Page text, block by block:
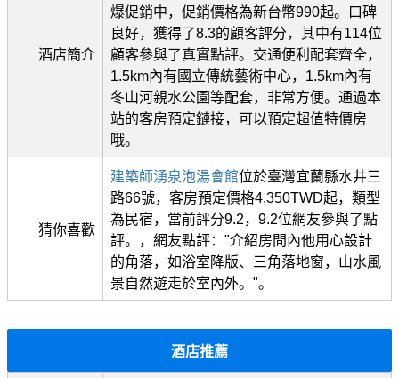
酒店簡介
爆促銷中，促銷價格為新台幣990起。口碑
良好，獲得了8.3的顧客評分，其中有114位
顧客參與了真實點評。交通便利配套齊全，
1.5km內有國立傳統藝術中心，1.5km內有
冬山河親水公園等配套，非常方便。通過本
站的客房預定鏈接，可以預定超值特價房
哦。
猜你喜歡
建築師湧泉泡湯會館位於臺灣宜蘭縣水井三
路66號，客房預定價格4,350TWD起，類型
為民宿，當前評分9.2，9.2位網友參與了點
評。，網友點評："介紹房間內他用心設計
的角落，如浴室降版、三角落地窗，山水風
景自然遊走於室內外。"。
酒店推薦